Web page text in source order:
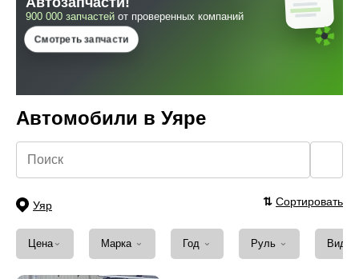
Автомобили в Уяре
Уяр ⇅ Сортировать
Цена ⌄ Марка ⌄ Год ⌄ Руль ⌄ Вид